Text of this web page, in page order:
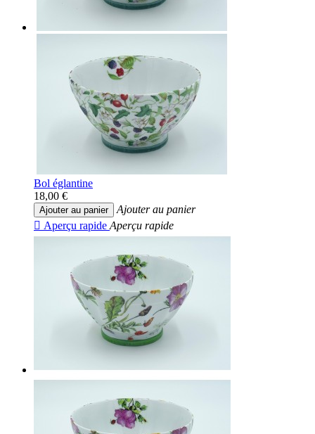
Bol églantine
18,00 €
Ajouter au panier
Ajouter au panier
 Aperçu rapide Aperçu rapide